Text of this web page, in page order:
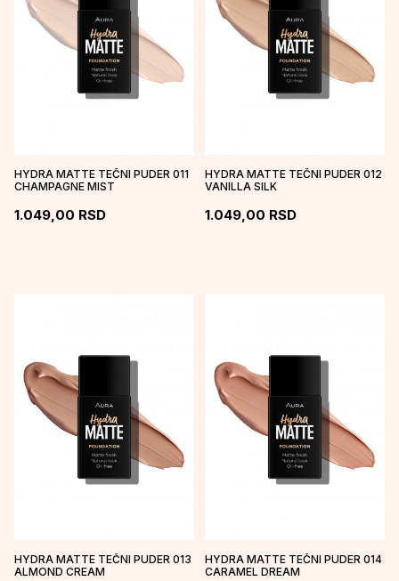
HYDRA MATTE TEČNI PUDER 011
CHAMPAGNE MIST
1.049,00 RSD
HYDRA MATTE TEČNI PUDER 012
VANILLA SILK
1.049,00 RSD
HYDRA MATTE TEČNI PUDER 013
ALMOND CREAM
HYDRA MATTE TEČNI PUDER 014
CARAMEL DREAM